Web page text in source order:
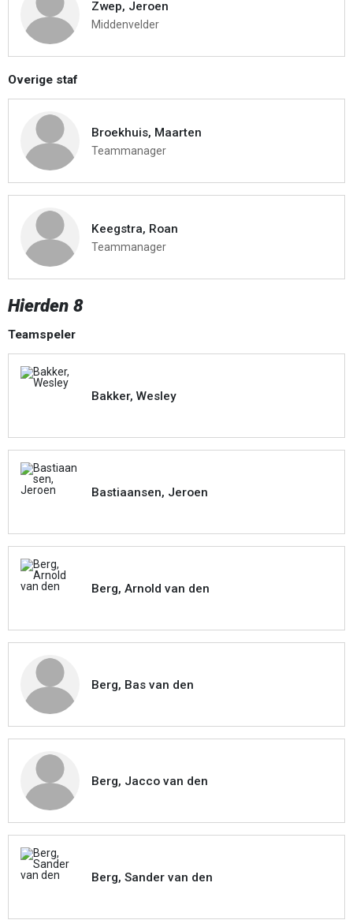
Zwep, Jeroen
Middenvelder
Overige staf
Broekhuis, Maarten
Teammanager
Keegstra, Roan
Teammanager
Hierden 8
Teamspeler
Bakker, Wesley
Bastiaansen, Jeroen
Berg, Arnold van den
Berg, Bas van den
Berg, Jacco van den
Berg, Sander van den